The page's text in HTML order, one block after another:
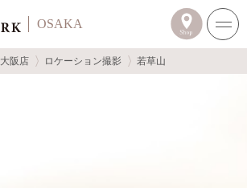
OSAKA
大阪店 ロケーション撮影 若草山